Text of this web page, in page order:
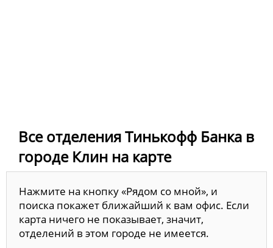
Все отделения Тинькофф Банка в
городе Клин на карте
Нажмите на кнопку «Рядом со мной», и
поиска покажет ближайший к вам офис. Если
карта ничего не показывает, значит,
отделений в этом городе не имеется.